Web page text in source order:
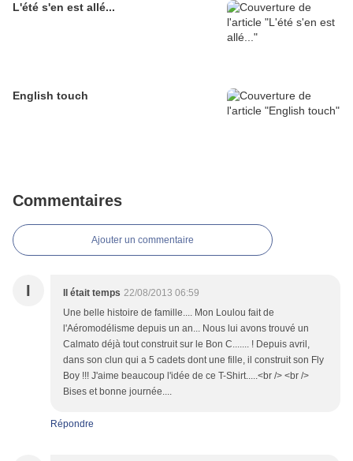
L'été s'en est allé...
English touch
Commentaires
Ajouter un commentaire
I Il était temps 22/08/2013 06:59
Une belle histoire de famille.... Mon Loulou fait de
l'Aéromodélisme depuis un an... Nous lui avons trouvé un
Calmato déjà tout construit sur le Bon C....... ! Depuis avril,
dans son clun qui a 5 cadets dont une fille, il construit son Fly
Boy !!! J'aime beaucoup l'idée de ce T-Shirt.....<br /> <br />
Bises et bonne journée....
Répondre